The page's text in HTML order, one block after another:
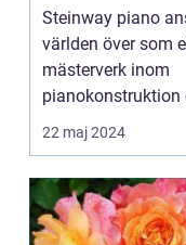
prestation
Steinway piano
världen över som
mästerverk inom
pianokonstruktion
musik...
22 maj 2024